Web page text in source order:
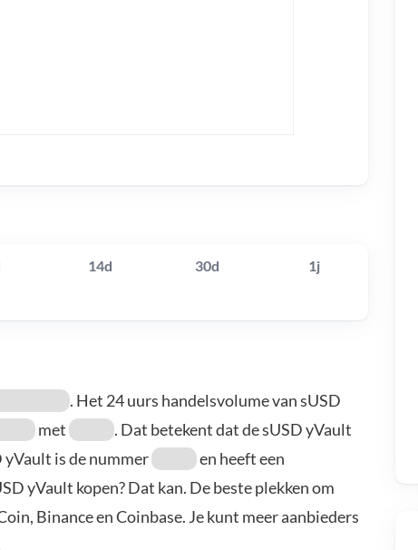
14d 30d 1j
. Het 24 uurs handelsvolume van sUSD
met
. Dat betekent dat de sUSD yVault
yVault is de nummer
en heeft een
yVault kopen? Dat kan. De beste plekken om
Binance en Coinbase. Je kunt meer aanbieders